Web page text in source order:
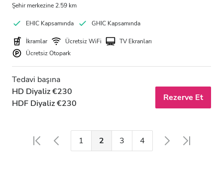
Şehir merkezine 2.59 km
EHIC Kapsamında GHIC Kapsamında
İkramlar Ücretsiz WiFi
TV Ekranları
Ücretsiz Otopark
Tedavi başına
HD Diyaliz €230
HDF Diyaliz €230
Rezerve Et
1 2 3 4